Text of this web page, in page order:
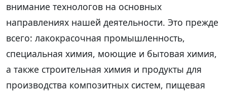
внимание технологов на основных
направлениях нашей деятельности. Это прежде
всего: лакокрасочная промышленность,
специальная химия, моющие и бытовая химия,
а также строительная химия и продукты для
производства композитных систем, пищевая